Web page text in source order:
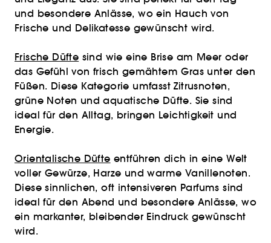
und besondere Anlässe, wo ein Hauch von
Frische und Delikatesse gewünscht wird.
Frische Düfte sind wie eine Brise am Meer oder
das Gefühl von frisch gemähtem Gras unter den
Füßen. Diese Kategorie umfasst Zitrusnoten,
grüne Noten und aquatische Düfte. Sie sind
ideal für den Alltag, bringen Leichtigkeit und
Energie.
Orientalische Düfte entführen dich in eine Welt
voller Gewürze, Harze und warme Vanillenoten.
Diese sinnlichen, oft intensiveren Parfums sind
ideal für den Abend und besondere Anlässe, wo
ein markanter, bleibender Eindruck gewünscht
wird.